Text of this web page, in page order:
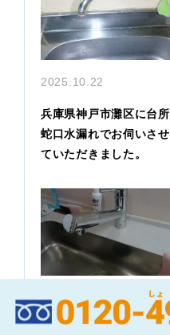
2025.10.22
兵庫県神戸市灘区に台所
蛇口水漏れでお伺いさせ
ていただきました。
2024.12.31